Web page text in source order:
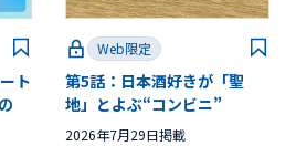
ト
Web限定
第5話：日本酒好きが「聖
地」とよぶ“コンビニ”
2026年7月29日掲載